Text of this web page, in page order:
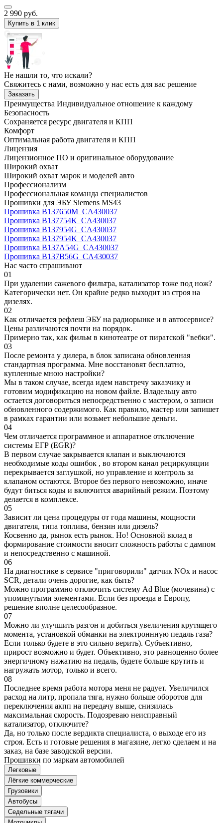
2 990 руб.
Купить в 1 клик
Не нашли то, что искали?
Свяжитесь с нами, возможно у нас есть для вас решение
Заказать
Преимущества Индивидуальное отношение к каждому
Безопасность
Сохраняется ресурс двигателя и КПП
Комфорт
Оптимальная работа двигателя и КПП
Лицензия
Лицензионное ПО и оригинальное оборудование
Широкий охват
Широкий охват марок и моделей авто
Профессионализм
Профессиональная команда специалистов
Прошивки для ЭБУ Siemens MS43
Прошивка B137650M_CA430037
Прошивка B137754K_CA430037
Прошивка B137954G_CA430037
Прошивка B137954K_CA430037
Прошивка B137A54G_CA430037
Прошивка B137B56G_CA430037
Нас часто спрашивают
01
При удалении сажевого фильтра, катализатор тоже под нож?
Категорически нет. Он крайне редко выходит из строя на
дизелях.
02
Как отличается рефлеш ЭБУ на радиорынке и в автосервисе?
Цены различаются почти на порядок.
Примерно так, как фильм в кинотеатре от пиратской "вебки".
03
После ремонта у дилера, в блок записана обновленная
стандартная программа. Мне восстановят бесплатно,
купленные мною настройки?
Мы в таком случае, всегда идем навстречу заказчику и
готовим модификацию на новом файле. Владельцу авто
остается договориться непосредственно с мастером, о записи
обновленного содержимого. Как правило, мастер или запишет
в рамках гарантии или возьмет небольшие деньги.
04
Чем отличается программное и аппаратное отключение
системы ЕГР (EGR)?
В первом случае закрывается клапан и выключаются
необходимые коды ошибок , во втором канал рециркуляции
перекрывается заглушкой, но управление и контроль за
клапаном остаются. Второе без первого невозможно, иначе
будут биться коды и включится аварийный режим. Поэтому
делается в комплексе.
05
Зависит ли цена процедуры от года машины, мощности
двигателя, типа топлива, бензин или дизель?
Косвенно да, рынок есть рынок. Но! Основной вклад в
формирование стоимости вносит сложность работы с дампом
и непосредственно с машиной.
06
На диагностике в сервисе "приговорили" датчик NOx и насос
SCR, детали очень дорогие, как быть?
Можно программно отключить систему Ad Blue (мочевина) с
упомянутыми элементами. Если без проезда в Европу,
решение вполне целесообразное.
07
Можно ли улучшить разгон и добиться увеличения крутящего
момента, установкой обманки на электроннную педаль газа?
Если только будете в это сильно верить). Субъективно,
прирост возможно и будет. Объективно, это равноценно более
энергичному нажатию на педаль, будете больше крутить и
нагружать мотор, только и всего.
08
Последнее время работа мотора меня не радует. Увеличился
расход на литр, пропала тяга, нужно больше оборотов для
переключения акпп на передачу выше, снизилась
максимальная скорость. Подозреваю неисправный
катализатор, отключите?
Да, но только после вердикта специалиста, о выходе его из
строя. Есть и готовые решения в магазине, легко сделаем и на
заказ, на базе заводской версии.
Прошивки по маркам автомобилей
Легковые
Лёгкие коммерческие
Грузовики
Автобусы
Седельные тягачи